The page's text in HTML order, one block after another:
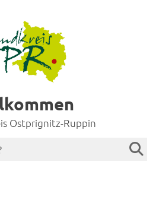
Ostprignitz-Ruppin